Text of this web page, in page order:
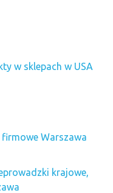
w sklepach w USA
Warszawa
krajowe,